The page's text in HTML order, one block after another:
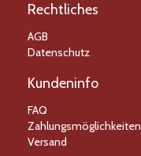
Rechtliches
AGB
Datenschutz
Kundeninfo
FAQ
Zahlungsmöglichkeiten
Versand